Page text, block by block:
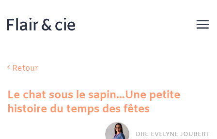
contenu
Retour
Le chat sous le sapin…Une petite
histoire du temps des fêtes
DRE EVELYNE JOUBERT